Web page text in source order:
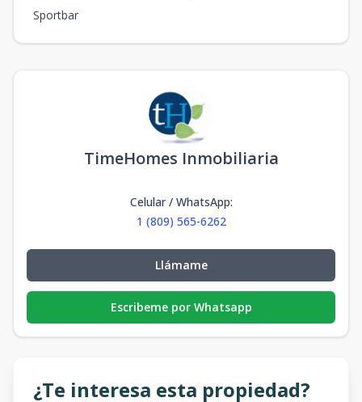
Sportbar
TimeHomes Inmobiliaria
Celular / WhatsApp:
1 (809) 565-6262
Llámame
Escribeme por Whatsapp
¿Te interesa esta propiedad?